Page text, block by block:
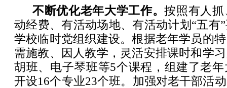
不断优化老年大学工作。按照有人
动经费、有活动场地、有活动计划“五有
学校临时党组织建设。根据老年学员的
需施教、因人教学，灵活安排课时和学
胡班、电子琴班等5个课程，组建了老
开设16个专业23个班。加强对老干部活